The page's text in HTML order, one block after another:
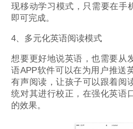
现移动学习模式，只需要在手
即可完成。
4、多元化英语阅读模式
想要更好地说英语，也需要从
语APP软件可以在为用户推送
有声阅读，让孩子可以跟着阅
统对其进行校正，在强化英语
的效果。